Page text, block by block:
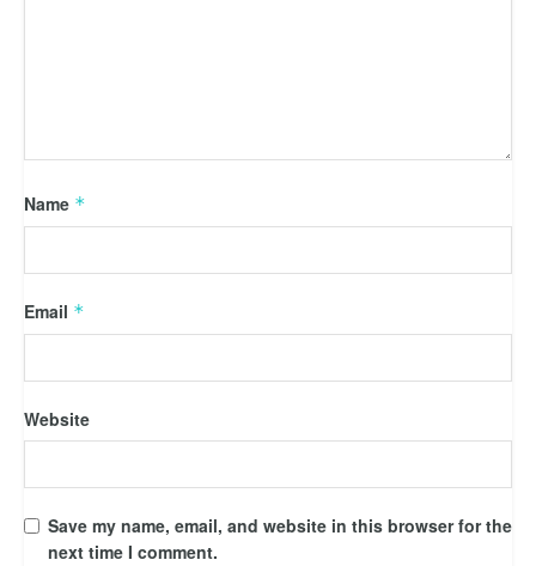
Name *
Email *
Website
Save my name, email, and website in this browser for the
next time I comment.